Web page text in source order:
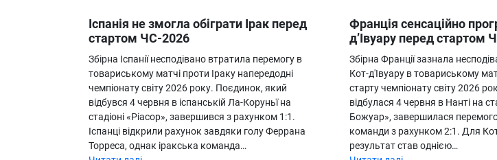
Іспанія не змогла обіграти Ірак перед
стартом ЧС-2026
Збірна Іспанії несподівано втратила перемогу в
товариському матчі проти Іраку напередодні
чемпіонату світу 2026 року. Поєдинок, який
відбувся 4 червня в іспанській Ла-Коруньї на
стадіоні «Ріасор», завершився з рахунком 1:1.
Іспанці відкрили рахунок завдяки голу Феррана
Торреса, однак іракська команда…
Франція сенсаційно
д’Івуару перед стартом
Збірна Франції зазнала
Кот-д'Івуару в товариському
старту чемпіонату світу 2026
відбулася 4 червня в Нанті на
Божуар», завершилася
команди з рахунком 2:1. Для
результат став однією…